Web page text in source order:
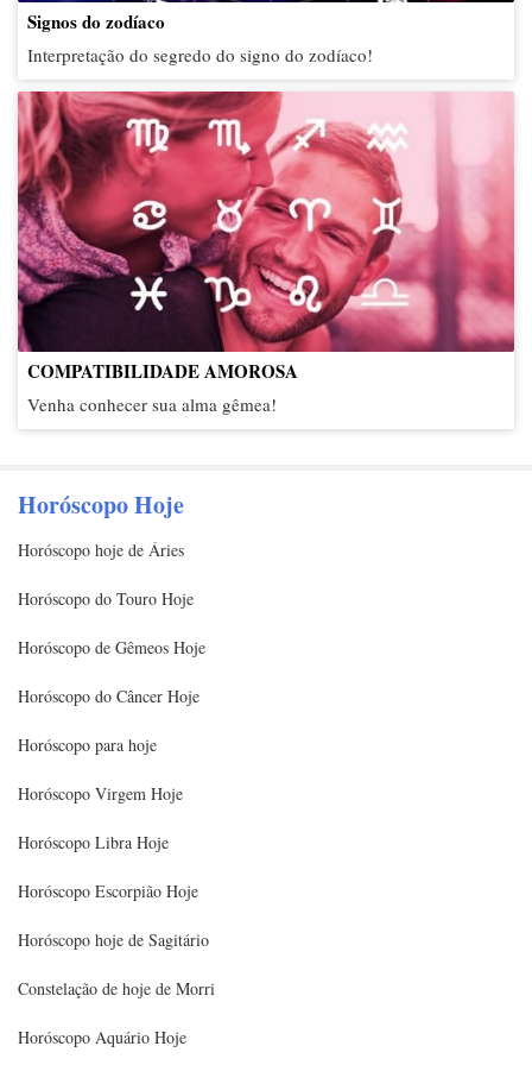
Signos do zodíaco
Interpretação do segredo do signo do zodíaco!
COMPATIBILIDADE AMOROSA
Venha conhecer sua alma gêmea!
Horóscopo Hoje
Horóscopo hoje de Áries
Horóscopo do Touro Hoje
Horóscopo de Gêmeos Hoje
Horóscopo do Câncer Hoje
Horóscopo para hoje
Horóscopo Virgem Hoje
Horóscopo Libra Hoje
Horóscopo Escorpião Hoje
Horóscopo hoje de Sagitário
Constelação de hoje de Morri
Horóscopo Aquário Hoje